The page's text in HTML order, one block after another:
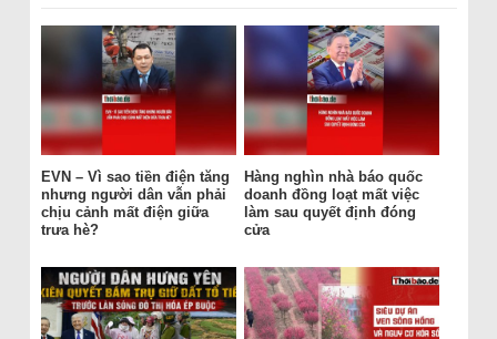
EVN – Vì sao tiền điện tăng
nhưng người dân vẫn phải
chịu cảnh mất điện giữa
trưa hè?
Hàng nghìn nhà báo quốc
doanh đồng loạt mất việc
làm sau quyết định đóng
cửa